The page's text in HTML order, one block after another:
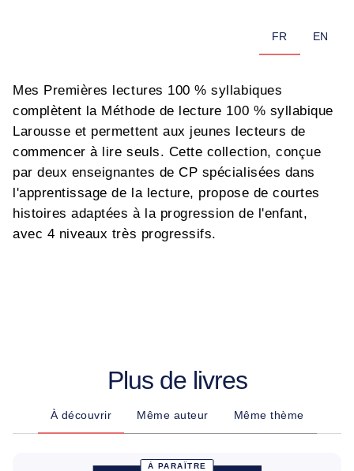
FR EN
Mes Premières lectures 100 % syllabiques
complètent la Méthode de lecture 100 % syllabique
Larousse et permettent aux jeunes lecteurs de
commencer à lire seuls. Cette collection, conçue
par deux enseignantes de CP spécialisées dans
l'apprentissage de la lecture, propose de courtes
histoires adaptées à la progression de l'enfant,
avec 4 niveaux très progressifs.
Plus de livres
À découvrir Même auteur Même thème
À PARAÎTRE